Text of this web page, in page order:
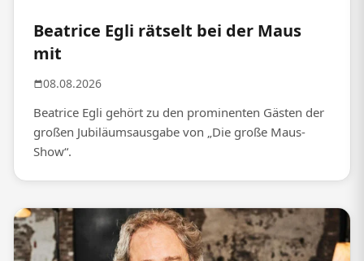
Beatrice Egli rätselt bei der Maus
mit
08.08.2026
Beatrice Egli gehört zu den prominenten Gästen der
großen Jubiläumsausgabe von „Die große Maus-
Show“.